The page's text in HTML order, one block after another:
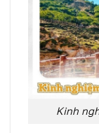
Kinh